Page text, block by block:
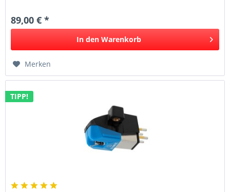
89,00 € *
In den Warenkorb
Merken
TIPP!